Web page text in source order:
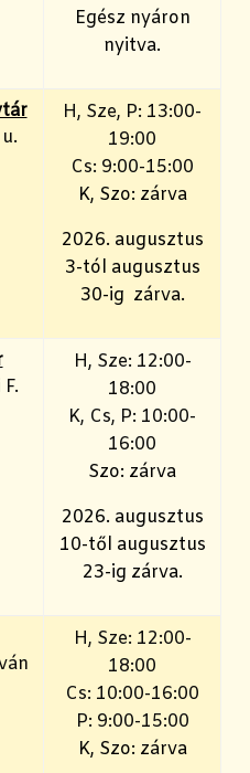
Egész nyáron
nyitva.
H, Sze, P: 13:00-
19:00
Cs: 9:00-15:00
K, Szo: zárva
2026. augusztus
3-tól augusztus
30-ig zárva.
H, Sze: 12:00-
18:00
K, Cs, P: 10:00-
16:00
Szo: zárva
2026. augusztus
10-től augusztus
23-ig zárva.
H, Sze: 12:00-
18:00
Cs: 10:00-16:00
P: 9:00-15:00
K, Szo: zárva